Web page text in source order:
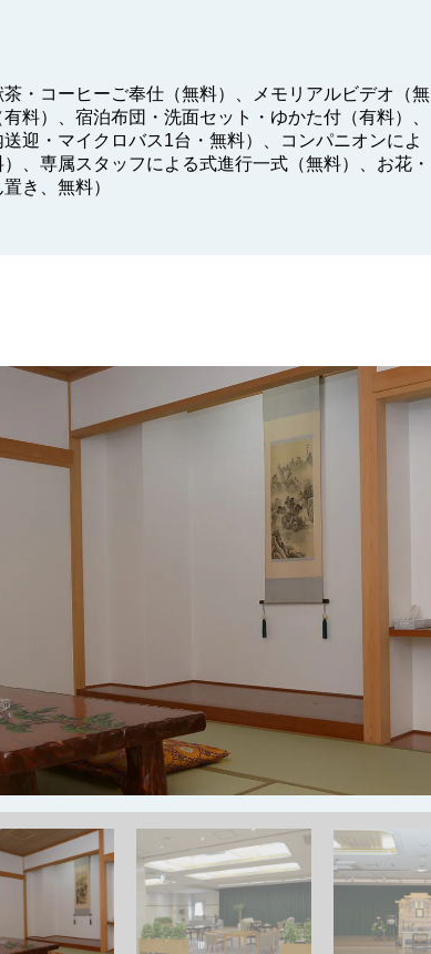
・コーヒーご奉仕（無料）、メモリアルビデオ（無
料）、宿泊布団・洗面セット・ゆかた付（有料）、
迎・マイクロバス1台・無料）、コンパニオンによ
、専属スタッフによる式進行一式（無料）、お花・
き、無料）